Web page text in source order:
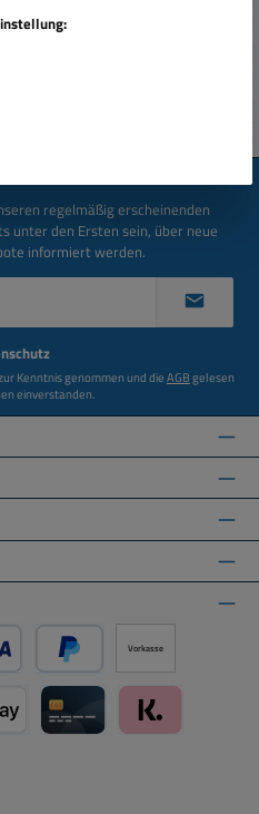
regelmäßig erscheinenden
unter den Ersten sein, über neue
informiert werden.
Kenntnis genommen und dieAGBgelesen
einverstanden.
Debitkarte über PayPal
Später Bezahlen über PayPal
Vorkasse